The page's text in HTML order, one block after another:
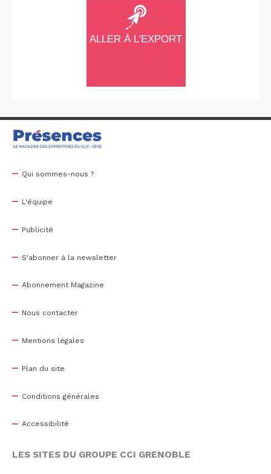
ALLER À L'EXPORT
Qui sommes-nous ?
L'équipe
Publicité
S'abonner à la newsletter
Abonnement Magazine
Nous contacter
Mentions légales
Plan du site
Conditions générales
Accessibilité
LES SITES DU GROUPE CCI GRENOBLE